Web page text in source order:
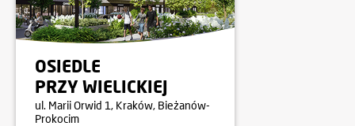
OSIEDLE
PRZY WIELICKIEJ
ul. Marii Orwid 1, Kraków, Bieżanów-
Prokocim